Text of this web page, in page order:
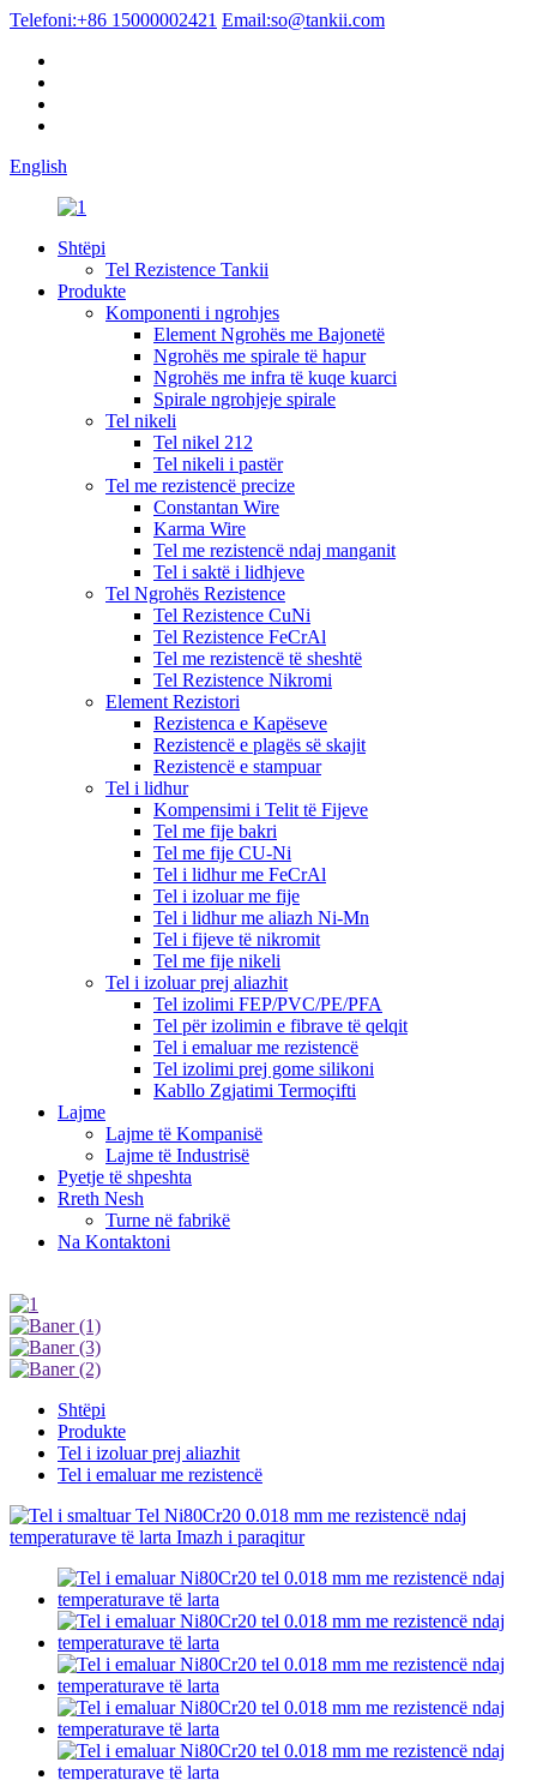
Telefoni:+86 15000002421 Email:so@tankii.com
English
Shtëpi
Tel Rezistence Tankii
Produkte
Komponenti i ngrohjes
Element Ngrohës me Bajonetë
Ngrohës me spirale të hapur
Ngrohës me infra të kuqe kuarci
Spirale ngrohjeje spirale
Tel nikeli
Tel nikel 212
Tel nikeli i pastër
Tel me rezistencë precize
Constantan Wire
Karma Wire
Tel me rezistencë ndaj manganit
Tel i saktë i lidhjeve
Tel Ngrohës Rezistence
Tel Rezistence CuNi
Tel Rezistence FeCrAl
Tel me rezistencë të sheshtë
Tel Rezistence Nikromi
Element Rezistori
Rezistenca e Kapëseve
Rezistencë e plagës së skajit
Rezistencë e stampuar
Tel i lidhur
Kompensimi i Telit të Fijeve
Tel me fije bakri
Tel me fije CU-Ni
Tel i lidhur me FeCrAl
Tel i izoluar me fije
Tel i lidhur me aliazh Ni-Mn
Tel i fijeve të nikromit
Tel me fije nikeli
Tel i izoluar prej aliazhit
Tel izolimi FEP/PVC/PE/PFA
Tel për izolimin e fibrave të qelqit
Tel i emaluar me rezistencë
Tel izolimi prej gome silikoni
Kabllo Zgjatimi Termoçifti
Lajme
Lajme të Kompanisë
Lajme të Industrisë
Pyetje të shpeshta
Rreth Nesh
Turne në fabrikë
Na Kontaktoni
Shtëpi
Produkte
Tel i izoluar prej aliazhit
Tel i emaluar me rezistencë